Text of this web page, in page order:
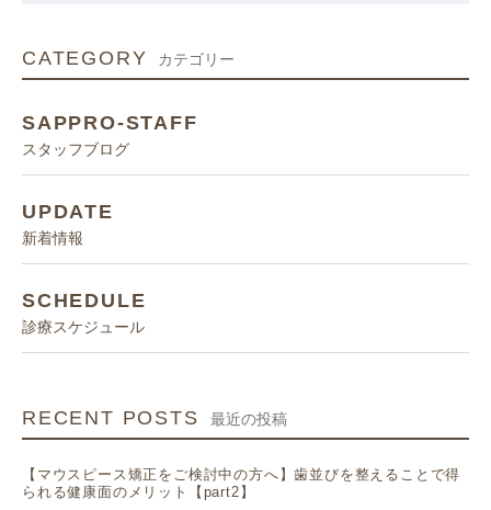
CATEGORY カテゴリー
SAPPRO-STAFF
スタッフブログ
UPDATE
新着情報
SCHEDULE
診療スケジュール
RECENT POSTS 最近の投稿
【マウスピース矯正をご検討中の方へ】歯並びを整えることで得
られる健康面のメリット【part2】